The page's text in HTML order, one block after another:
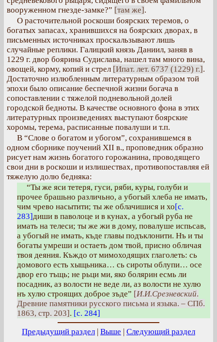
вооруженном гнезде-замке?” [там же].
О расточительной роскоши боярских теремов, о
богатых запасах, хранившихся на боярских дворах, в
письменных источниках проскальзывают лишь
случайные реплики. Галицкий князь Даниил, заняв в
1229 г. двор боярина Судислава, нашел там много вина,
овощей, корму, копий и стрел [Ипат. лет. 6737 (1229) г.].
Достаточно излюбленным литературным образом той
эпохи было описание беспечной жизни богача в
сопоставлении с тяжелой подневольной долей
городской бедноты. В качестве основного фона в этих
литературных произведениях выступают боярские
хоромы, терема, расписанные повалуши и т.п.
В “Слове о богатом и убогом”, сохранившемся в
одном сборнике поучений XII в., проповедник образно
рисует нам жизнь богатого горожанина, проводящего
свои дни в роскоши и излишествах, противопоставляя ей
тяжелую долю бедняка:
“Ты же яси тетеря, гуси, ряби, куры, голуби и
прочее брашьно различьно, а убогый хлеба не имать,
чим чрево насытити; ты же облачишися и хо[с.
283]диши в паволоце и в кунах, а убогый руба не
имать на телеси; ты же жи в дому, повалуше испьсав,
а убогый не имать, къде главы подъклонити. Нъ и ты
богаты умреши и остаеть дом твой, присно обличая
твоя деяния. Къждо от мимоходящих глаголеть: сь
домового есть хыщьника… сь сироты облупи… осе
двор его тъщь; не рьци ми, яко болярин есмь ли
посадник, аз волости не веде ли, аз волости не хулю
нъ хулю строящих доброе зъде” [И.И.Срезневский.
Древние памятники русского письма и языка. – СПб.
1863, стр. 203]. [с. 284]
Предыдущий раздел | Выше | Следующий раздел